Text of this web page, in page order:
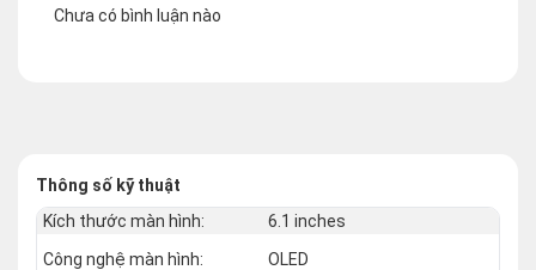
Chưa có bình luận nào
Thông số kỹ thuật
Kích thước màn hình:
6.1 inches
Công nghệ màn hình:
OLED